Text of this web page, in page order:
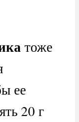
тоже
ее
20 г